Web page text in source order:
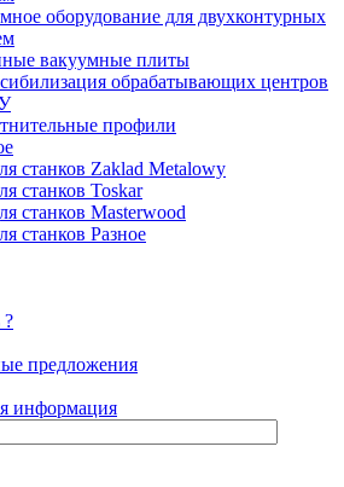
оборудование для двухконтурных
вакуумные плиты
обрабатывающих центров
профили
станков Zaklad Metalowy
станков Toskar
станков Masterwood
станков Разное
?
предложения
информация